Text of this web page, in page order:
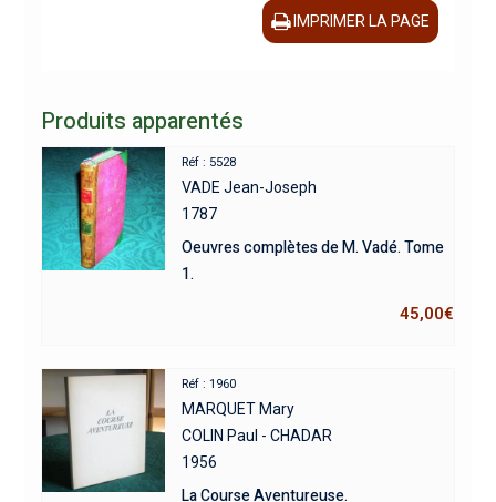
IMPRIMER LA PAGE
Produits apparentés
Réf : 5528
VADE Jean-Joseph
1787
Oeuvres complètes de M. Vadé. Tome
1.
45,00€
Réf : 1960
MARQUET Mary
COLIN Paul - CHADAR
1956
La Course Aventureuse.